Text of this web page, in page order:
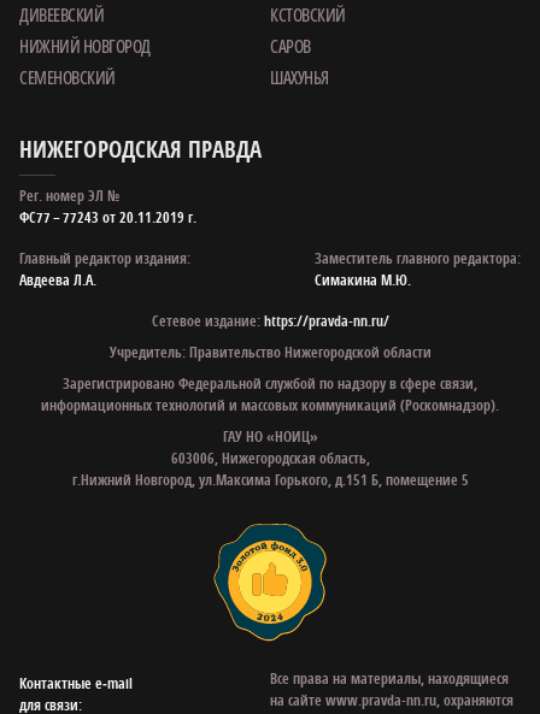
ДИВЕЕВСКИЙ
КСТОВСКИЙ
НИЖНИЙ НОВГОРОД
САРОВ
СЕМЕНОВСКИЙ
ШАХУНЬЯ
НИЖЕГОРОДСКАЯ ПРАВДА
Рег. номер ЭЛ №
ФС77 – 77243 от 20.11.2019 г.
Главный редактор издания:
Авдеева Л.А.
Заместитель главного редактора:
Симакина М.Ю.
Сетевое издание:https://pravda-nn.ru/
Учредитель: Правительство Нижегородской области
Зарегистрировано Федеральной службой по надзору в сфере связи,
информационных технологий и массовых коммуникаций (Роскомнадзор).
ГАУ НО «НОИЦ»
603006, Нижегородская область,
г.Нижний Новгород, ул.Максима Горького, д.151 Б, помещение 5
Контактные e‑mail
для связи:
Все права на материалы, находящиеся
на сайте www.pravda-nn.ru, охраняются